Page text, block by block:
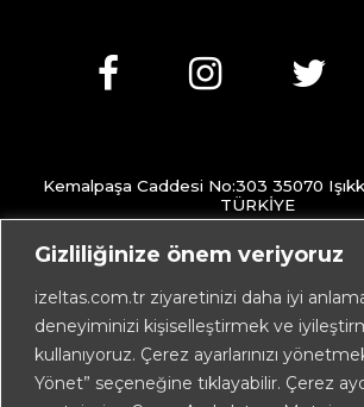
Gizliliğinize önem veriyoruz
izeltas.com.tr ziyaretinizi daha iyi
deneyiminizi kişiselleştirmek ve
kullanıyoruz. Çerez ayarlarınızı
Yönet” seçeneğine tıklayabilir. Çerez
Kemalpaşa Caddesi No:303 35070
TÜRKİYE
+90 232 472 13 75 (pbx)
+90 232 472 13 78
info@izeltas.com.tr